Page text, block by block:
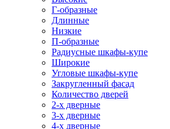
Г-образные
Длинные
Низкие
П-образные
Радиусные шкафы-купе
Широкие
Угловые шкафы-купе
Закругленный фасад
Количество дверей
2-х дверные
3-х дверные
4-х дверные